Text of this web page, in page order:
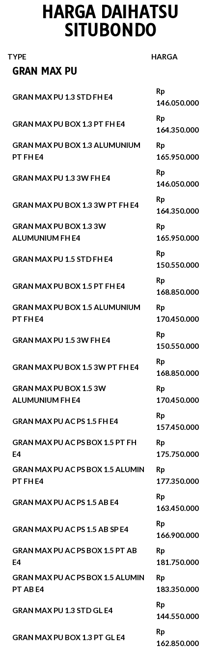
HARGA DAIHATSU
SITUBONDO
TYPE HARGA
GRAN MAX PU
GRAN MAX PU 1.3 STD FH E4
Rp
146.050.000
GRAN MAX PU BOX 1.3 PT FH E4
Rp
164.350.000
GRAN MAX PU BOX 1.3 ALUMUNIUM
PT FH E4
Rp
165.950.000
GRAN MAX PU 1.3 3W FH E4
Rp
146.050.000
GRAN MAX PU BOX 1.3 3W PT FH E4
Rp
164.350.000
GRAN MAX PU BOX 1.3 3W
ALUMUNIUM FH E4
Rp
165.950.000
GRAN MAX PU 1.5 STD FH E4
Rp
150.550.000
GRAN MAX PU BOX 1.5 PT FH E4
Rp
168.850.000
GRAN MAX PU BOX 1.5 ALUMUNIUM
PT FH E4
Rp
170.450.000
GRAN MAX PU 1.5 3W FH E4
Rp
150.550.000
GRAN MAX PU BOX 1.5 3W PT FH E4
Rp
168.850.000
GRAN MAX PU BOX 1.5 3W
ALUMUNIUM FH E4
Rp
170.450.000
GRAN MAX PU AC PS 1.5 FH E4
Rp
157.450.000
GRAN MAX PU AC PS BOX 1.5 PT FH
E4
Rp
175.750.000
GRAN MAX PU AC PS BOX 1.5 ALUMIN
PT FH E4
Rp
177.350.000
GRAN MAX PU AC PS 1.5 AB E4
Rp
163.450.000
GRAN MAX PU AC PS 1.5 AB SP E4
Rp
166.900.000
GRAN MAX PU AC PS BOX 1.5 PT AB
E4
Rp
181.750.000
GRAN MAX PU AC PS BOX 1.5 ALUMIN
PT AB E4
Rp
183.350.000
GRAN MAX PU 1.3 STD GL E4
Rp
144.550.000
GRAN MAX PU BOX 1.3 PT GL E4
Rp
162.850.000